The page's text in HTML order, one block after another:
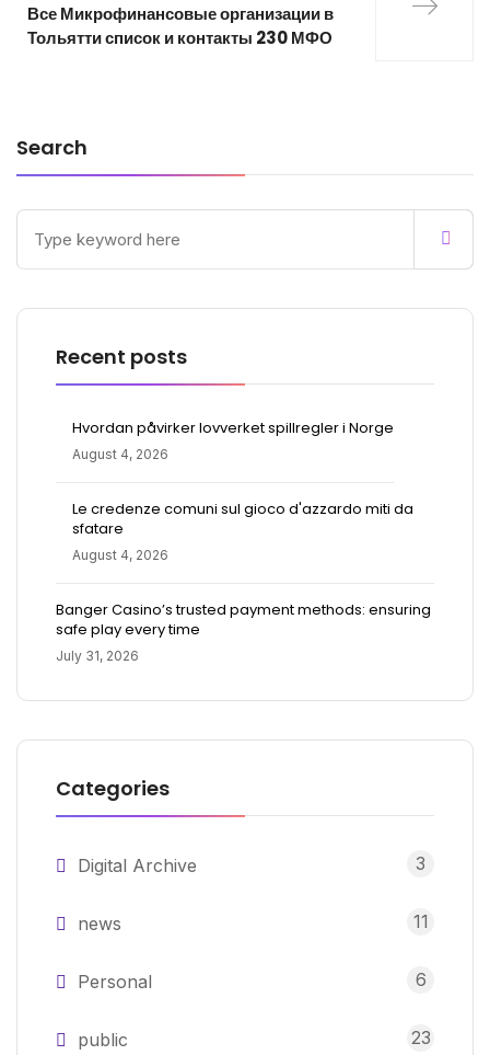
Все Микрофинансовые организации в
Тольятти список и контакты 230 МФО
Search
Recent posts
Hvordan påvirker lovverket spillregler i Norge
August 4, 2026
Le credenze comuni sul gioco d'azzardo miti da
sfatare
August 4, 2026
Banger Casino’s trusted payment methods: ensuring
safe play every time
July 31, 2026
Categories
Digital Archive 3
news 11
Personal 6
public 23